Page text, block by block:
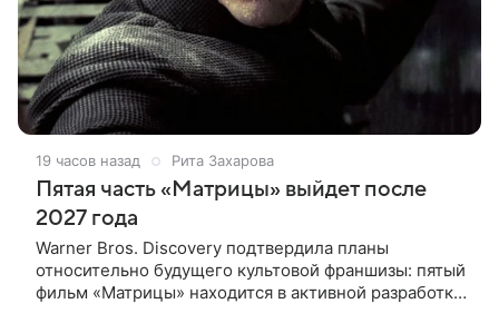
19 часов назад Рита Захарова
Пятая часть «Матрицы» выйдет после
2027 года
Warner Bros. Discovery подтвердила планы
относительно будущего культовой франшизы: пятый
фильм «Матрицы» находится в активной разработке